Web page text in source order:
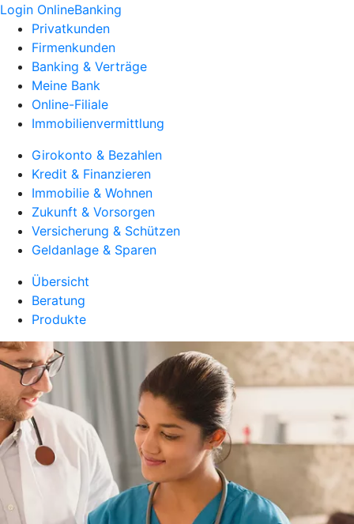
Login OnlineBanking
Privatkunden
Firmenkunden
Banking & Verträge
Meine Bank
Online-Filiale
Immobilienvermittlung
Girokonto & Bezahlen
Kredit & Finanzieren
Immobilie & Wohnen
Zukunft & Vorsorgen
Versicherung & Schützen
Geldanlage & Sparen
Übersicht
Beratung
Produkte